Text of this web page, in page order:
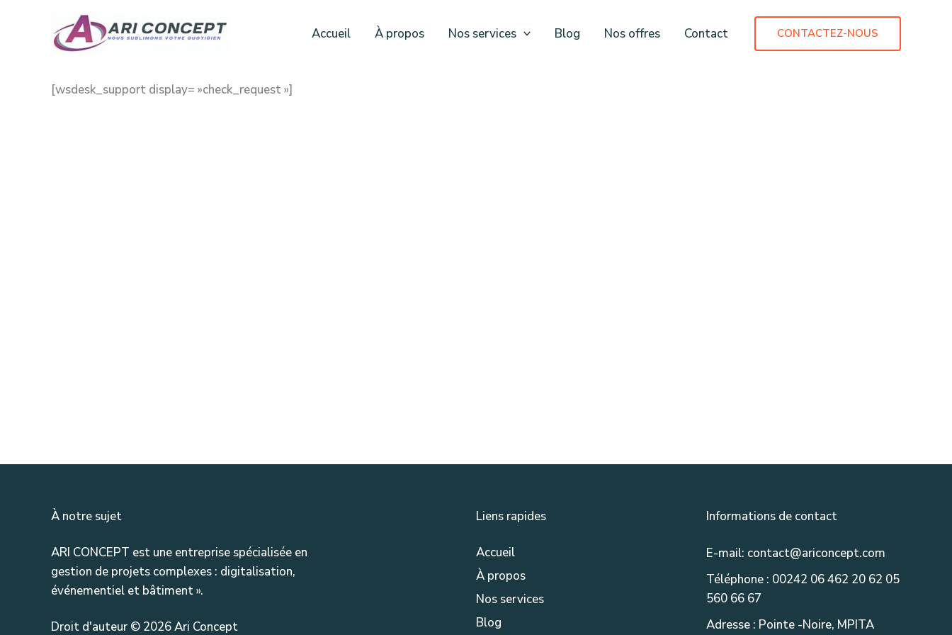
Accueil À propos Nos services Blog Nos offres Contact CONTACTEZ-NOUS
[wsdesk_support display= »check_request »]
À notre sujet
ARI CONCEPT est une entreprise spécialisée en
gestion de projets complexes : digitalisation,
événementiel et bâtiment ».
Droit d'auteur © 2026 Ari Concept
Liens rapides
Accueil
À propos
Nos services
Blog
Informations de contact
E-mail: contact@ariconcept.com
Téléphone : 00242 06 462 20 62 05
560 66 67
Adresse : Pointe -Noire, MPITA